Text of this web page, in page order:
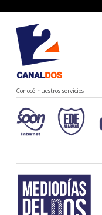
Conocé nuestros servicios